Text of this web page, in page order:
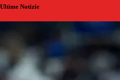
Ultime Notizie